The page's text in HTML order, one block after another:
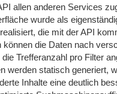
allen anderen Services
wurde als
die mit der API
können die Daten nach
Trefferanzahl pro Filter
werden statisch generiert,
Inhalte eine deutlich